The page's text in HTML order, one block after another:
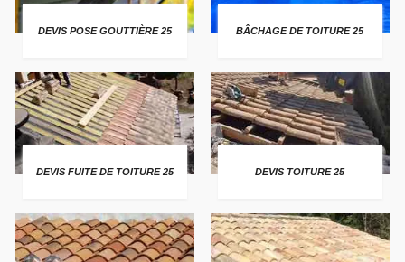
DEVIS POSE GOUTTIÈRE 25 BÂCHAGE DE TOITURE 25
DEVIS FUITE DE TOITURE 25 DEVIS TOITURE 25